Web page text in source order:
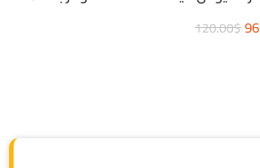
120.00$